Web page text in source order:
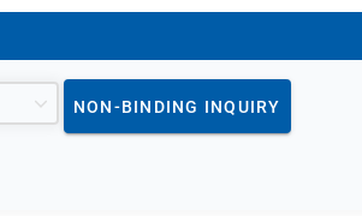
NON-BINDING INQUIRY